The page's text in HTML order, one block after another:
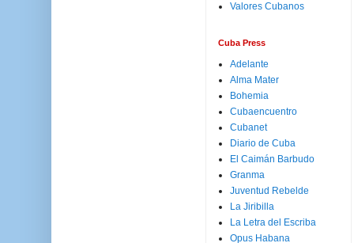
Valores Cubanos
Cuba Press
Adelante
Alma Mater
Bohemia
Cubaencuentro
Cubanet
Diario de Cuba
El Caimán Barbudo
Granma
Juventud Rebelde
La Jiribilla
La Letra del Escriba
Opus Habana